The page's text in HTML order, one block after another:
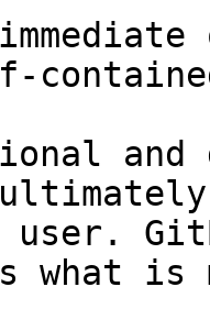
and
user.
what